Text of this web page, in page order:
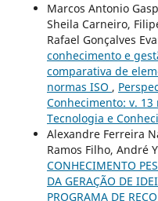
Marcos Antonio
Sheila Carneiro,
Rafael Gonçalves
conhecimento e
comparativa de
normas ISO ,
Conhecimento: v.
Tecnologia e
Alexandre Ferreira
Ramos Filho, André
CONHECIMENTO
DA GERAÇÃO DE
PROGRAMA DE